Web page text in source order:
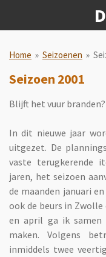
de
Home » Seizoenen »
Seizoen 2001
Blijft het vuur branden?
In dit nieuwe jaar
uitgezet. De
vaste terugkerende
jaren, het seizoen
de maanden januari
ook de beurs in
en april ga ik samen
maken. Volgens
inmiddels twee